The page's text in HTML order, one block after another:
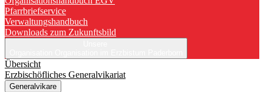
Pfarrbriefservice
Verwaltungshandbuch
Downloads zum Zukunftsbild
Übersicht
Erzbischöfliches Generalvikariat
Generalvikare